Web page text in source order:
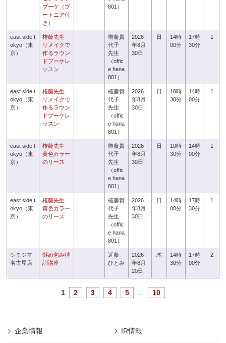
ブーケ（ブ
ートニア付
き）
801）
east side t
okyo（東
京）
権藤先生
リメイクで
作るラウン
ドブーケレ
ッスン
権藤貴
代子
先生
（offic
e hana
801）
2026
年8月
30日
日
14時
00分
17時
30分
1
east side t
okyo（東
京）
権藤先生
リメイクで
作るラウン
ドブーケレ
ッスン
権藤貴
代子
先生
（offic
e hana
801）
2026
年8月
30日
日
10時
30分
14時
00分
1
east side t
okyo（東
京）
権藤先生
黄色カラー
のリース
権藤貴
代子
先生
（offic
e hana
801）
2026
年8月
30日
日
10時
30分
14時
00分
1
east side t
okyo（東
京）
権藤先生
黄色カラー
のリース
権藤貴
代子
先生
（offic
e hana
801）
2026
年8月
30日
日
14時
00分
17時
30分
1
シモジマ
名古屋店
斜め包み特
訓講座
近藤
ひとみ
2026
年8月
20日
木
14時
30分
17時
00分
2
1 2 3 4 5 10
企業情報 IR情報